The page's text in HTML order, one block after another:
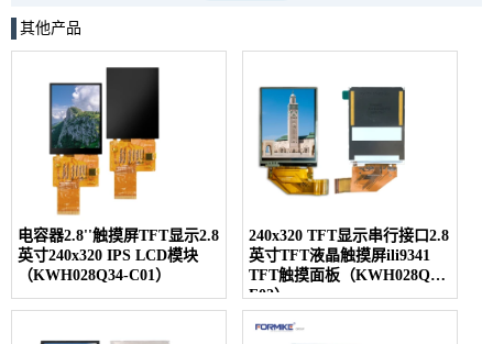
其他产品
电容器2.8''触摸屏TFT显示2.8
英寸240x320 IPS LCD模块
（KWH028Q34-C01）
240x320 TFT显示串行接口2.8
英寸TFT液晶触摸屏ili9341
TFT触摸面板（KWH028Q29-
F02）